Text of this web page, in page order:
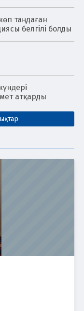
таңдаған
белгілі болды
атқарды